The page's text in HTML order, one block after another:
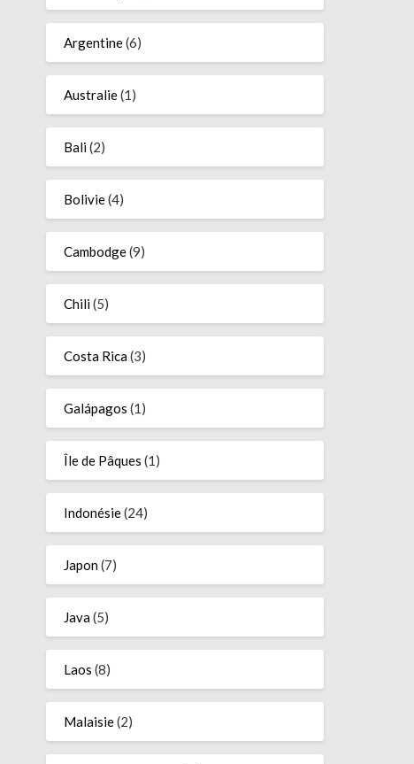
Argentine(6)
Australie(1)
Bali(2)
Bolivie(4)
Cambodge(9)
Chili(5)
Costa Rica(3)
Galápagos (1)
Île de Pâques (1)
Indonésie(24)
Japon(7)
Java(5)
Laos (8)
Malaisie(2)